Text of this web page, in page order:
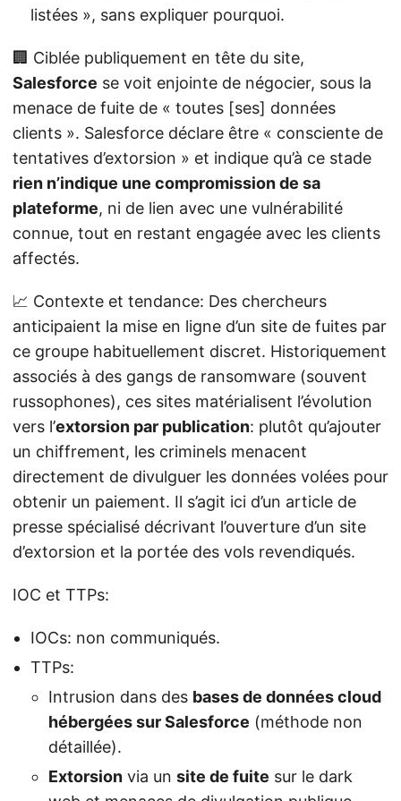
listées », sans expliquer pourquoi.
🏢 Ciblée publiquement en tête du site,
Salesforce se voit enjointe de négocier, sous la
menace de fuite de « toutes [ses] données
clients ». Salesforce déclare être « consciente de
tentatives d’extorsion » et indique qu’à ce stade
rien n’indique une compromission de sa
plateforme, ni de lien avec une vulnérabilité
connue, tout en restant engagée avec les clients
affectés.
📈 Contexte et tendance: Des chercheurs
anticipaient la mise en ligne d’un site de fuites par
ce groupe habituellement discret. Historiquement
associés à des gangs de ransomware (souvent
russophones), ces sites matérialisent l’évolution
vers l’extorsion par publication: plutôt qu’ajouter
un chiffrement, les criminels menacent
directement de divulguer les données volées pour
obtenir un paiement. Il s’agit ici d’un article de
presse spécialisé décrivant l’ouverture d’un site
d’extorsion et la portée des vols revendiqués.
IOC et TTPs:
IOCs: non communiqués.
TTPs:
Intrusion dans des bases de données cloud
hébergées sur Salesforce (méthode non
détaillée).
Extorsion via un site de fuite sur le dark